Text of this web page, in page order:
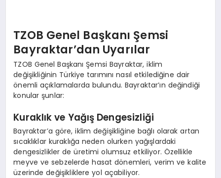
TZOB Genel Başkanı Şemsi
Bayraktar’dan Uyarılar
TZOB Genel Başkanı Şemsi Bayraktar, iklim
değişikliğinin Türkiye tarımını nasıl etkilediğine dair
önemli açıklamalarda bulundu. Bayraktar’ın değindiği
konular şunlar:
Kuraklık ve Yağış Dengesizliği
Bayraktar’a göre, iklim değişikliğine bağlı olarak artan
sıcaklıklar kuraklığa neden olurken yağışlardaki
dengesizlikler de üretimi olumsuz etkiliyor. Özellikle
meyve ve sebzelerde hasat dönemleri, verim ve kalite
üzerinde değişikliklere yol açabiliyor.